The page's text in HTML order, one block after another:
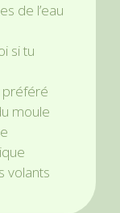
de l’eau
si tu
préféré
moule
volants